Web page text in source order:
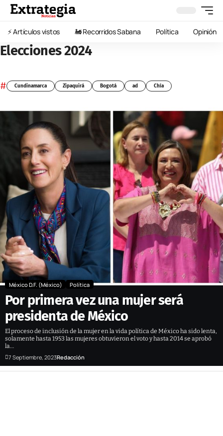
⚡️ Artículos vistos 🚂 Recorridos Sabana Política Opinión
Elecciones 2024
# Cundinamarca Zipaquirá Bogotá ad Chía
México D.F. (México) Política
Por primera vez una mujer será
presidenta de México
El proceso de inclusión de la mujer en la vida política de México ha sido lenta,
solamente hasta 1953 las mujeres obtuvieron el voto y hasta 2014 se aprobó
la…
7 Septiembre, 2023Redacción